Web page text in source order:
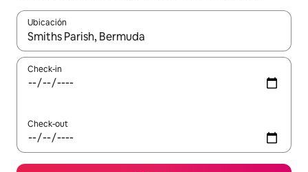
Ubicación
Cuando los resultados estén disponibles, navegá con las
Check-in
Check-out